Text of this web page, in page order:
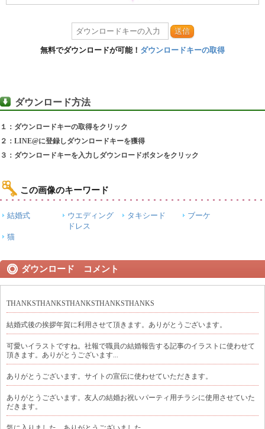
送信
無料でダウンロードが可能！ ダウンロードキーの取得
ダウンロード方法
１：ダウンロードキーの取得をクリック
２：LINE@に登録しダウンロードキーを獲得
３：ダウンロードキーを入力しダウンロードボタンをクリック
この画像のキーワード
結婚式
ウエディング
ドレス
タキシード ブーケ
猫
ダウンロード コメント
THANKSTHANKSTHANKSTHANKSTHANKS
結婚式後の挨拶年賀に利用させて頂きます。ありがとうございます。
可愛いイラストですね。社報で職員の結婚報告する記事のイラストに使わせて
頂きます。ありがとうございます...
ありがとうございます。サイトの宣伝に使わせていただきます。
ありがとうございます。友人の結婚お祝いパーティ用チラシに使用させていた
だきます。